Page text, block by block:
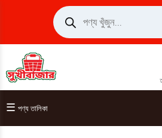
Products
search
☰ পণ্য তালিকা